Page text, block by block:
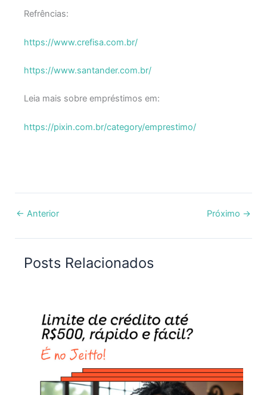
Refrências:
https://www.crefisa.com.br/
https://www.santander.com.br/
Leia mais sobre empréstimos em:
https://pixin.com.br/category/emprestimo/
← Anterior Próximo →
Posts Relacionados